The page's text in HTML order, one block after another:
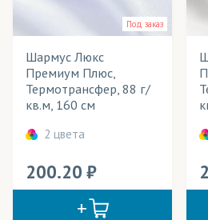
(трикотаж)
Бифлекс (трикотаж)
БлекАут/Блэкаут
Блузка (ткань)
(ткани,
Бэклайт(ткани)
Велсофт(трикотаж)
Под заказ
Шармус Люкс
Премиум Плюс,
Термотрансфер, 88 г/
кв.м, 160 см
2 цвета
200.20